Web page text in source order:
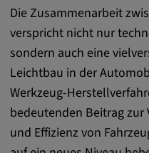
Die Zusammenarbeit
verspricht nicht nur
sondern auch eine
Leichtbau in der
Werkzeug-
bedeutenden Beitrag zur
und Effizienz von
Anbieter:
youtube.com,
Zweck:
Probleme mit
zu beheben.
verwendet, um